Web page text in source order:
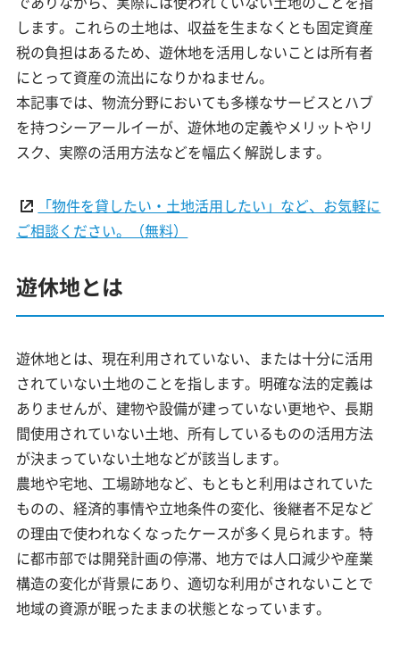
します。これらの土地は、収益を生まなくとも固定資産
税の負担はあるため、遊休地を活用しないことは所有者
にとって資産の流出になりかねません。
本記事では、物流分野においても多様なサービスとハブ
を持つシーアールイーが、遊休地の定義やメリットやリ
スク、実際の活用方法などを幅広く解説します。
「物件を貸したい・土地活用したい」など、お気軽に
ご相談ください。（無料）
遊休地とは
遊休地とは、現在利用されていない、または十分に活用
されていない土地のことを指します。明確な法的定義は
ありませんが、建物や設備が建っていない更地や、長期
間使用されていない土地、所有しているものの活用方法
が決まっていない土地などが該当します。
農地や宅地、工場跡地など、もともと利用はされていた
ものの、経済的事情や立地条件の変化、後継者不足など
の理由で使われなくなったケースが多く見られます。特
に都市部では開発計画の停滞、地方では人口減少や産業
構造の変化が背景にあり、適切な利用がされないことで
地域の資源が眠ったままの状態となっています。